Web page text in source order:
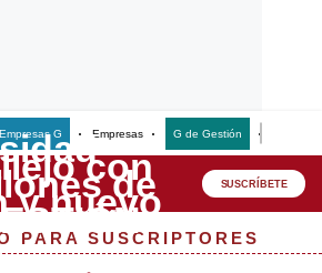
Empresas G Empresas G de Gestión
SUSCRÍBETE
PARA SUSCRIPTORES